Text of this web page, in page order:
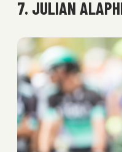
7. JULIAN